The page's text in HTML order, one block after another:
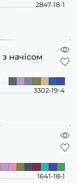
2847-18-1
начісом
3302-19-4
1641-18-1